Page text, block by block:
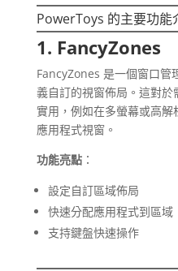
PowerToys 的主要功能
1. FancyZones
FancyZones 是一個窗口管
義自訂的視窗佈局。這對
實用，例如在多螢幕或高
應用程式視窗。
功能亮點：
設定自訂區域佈局
快速分配應用程式到區域
支持鍵盤快速操作